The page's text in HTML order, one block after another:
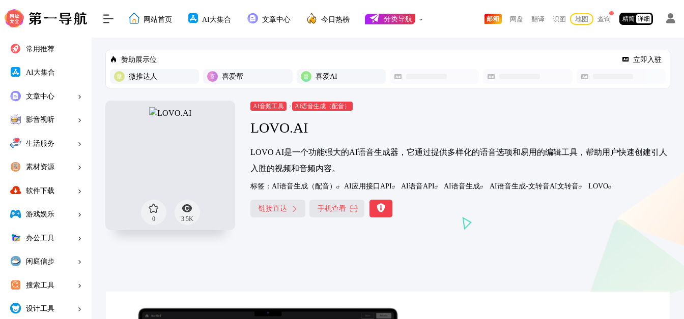
常用推荐
AI大集合
文章中心
影音视听
生活服务
素材资源
软件下载
游戏娱乐
办公工具
闲庭信步
搜索工具
设计工具
网站首页 AI大集合 文章中心 今日热榜 分类导航 邮箱 网盘 翻译 识图 地图 查询 精简 详细
赞助展示位 立即入驻
微推达人 喜爱帮 喜爱AI
0 3.5K
AI音频工具 AI语音生成（配音）
LOVO.AI
LOVO AI是一个功能强大的AI语音生成器，它通过提供多样化的语音选项和易用的编辑工具，帮助用户快速创建引人
入胜的视频和音频内容。
标签： AI语音生成（配音） AI应用接口API AI语音API AI语音生成 AI语音生成-文转音AI文转音 LOVO
链接直达 手机查看